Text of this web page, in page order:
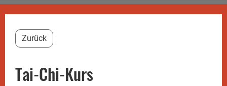
Zurück
Tai-Chi-Kurs